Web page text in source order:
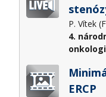
P. Vítek
4.
ERCP